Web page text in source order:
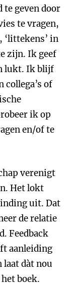
te geven door
te vragen,
‘littekens’ in
zijn. Ik geef
lukt. Ik blijf
collega’s of
ik op
en/of te
verenigt
Het lokt
uit. Dat
de relatie
Feedback
aanleiding
laat dàt nou
boek.